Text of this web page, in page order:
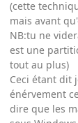
(cette
mais avant
NB:tu ne
est une
tout au plus)
Ceci étant dit
énérvement
dire que les